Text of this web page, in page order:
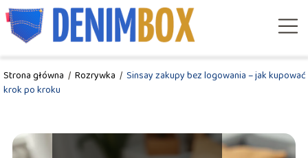
Strona główna / Rozrywka / Sinsay zakupy bez logowania – jak kupować
krok po kroku